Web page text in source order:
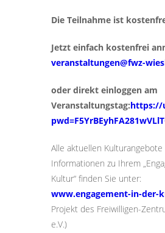
Die Teilnahme ist
Jetzt einfach kostenfrei
veranstaltungen@fwz-
oder direkt einloggen am
Veranstaltungstag:https://
Alle aktuellen
Informationen zu Ihrem
Kultur“ finden Sie unter:
www.engagement-in-der-
Projekt des Freiwilligen-
e.V.)